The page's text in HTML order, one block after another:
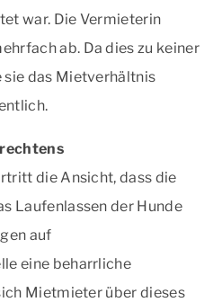
war. Die Vermieterin
ab. Da dies zu keiner
das Mietverhältnis
die Ansicht, dass die
Laufenlassen der Hunde
auf
eine beharrliche
Mietmieter über dieses